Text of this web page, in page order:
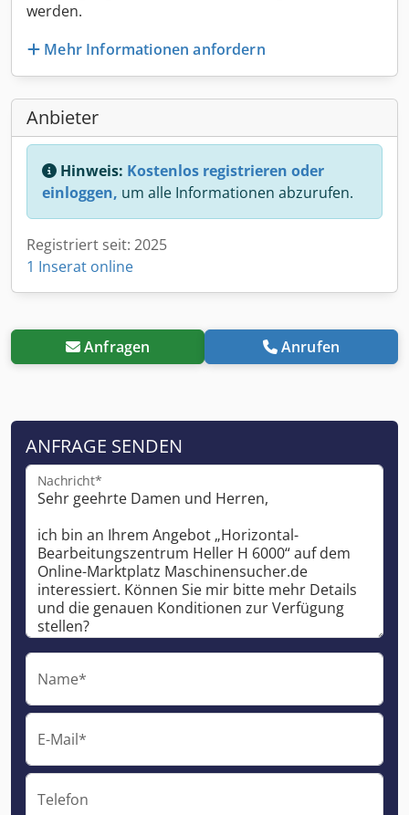
werden.
Mehr Informationen anfordern
Anbieter
Hinweis: Kostenlos registrieren oder
einloggen, um alle Informationen abzurufen.
Registriert seit: 2025
1 Inserat online
Anfragen Anrufen
ANFRAGE SENDEN
Nachricht*
Name*
E-Mail*
Telefon